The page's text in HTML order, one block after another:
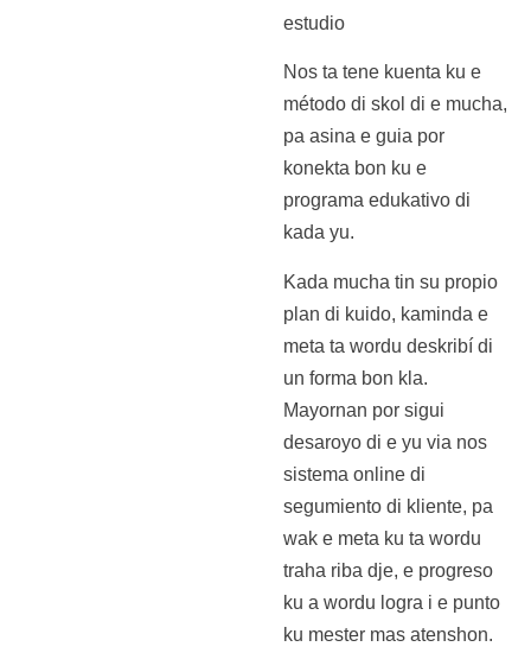
estudio
Nos ta tene kuenta ku e
método di skol di e mucha,
pa asina e guia por
konekta bon ku e
programa edukativo di
kada yu.
Kada mucha tin su propio
plan di kuido, kaminda e
meta ta wordu deskribí di
un forma bon kla.
Mayornan por sigui
desaroyo di e yu via nos
sistema online di
segumiento di kliente, pa
wak e meta ku ta wordu
traha riba dje, e progreso
ku a wordu logra i e punto
ku mester mas atenshon.